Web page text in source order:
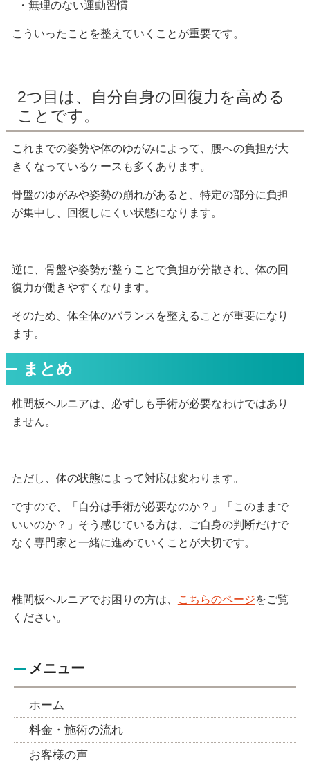
・無理のない運動習慣
こういったことを整えていくことが重要です。
2つ目は、自分自身の回復力を高める
ことです。
これまでの姿勢や体のゆがみによって、腰への負担が大
きくなっているケースも多くあります。
骨盤のゆがみや姿勢の崩れがあると、特定の部分に負担
が集中し、回復しにくい状態になります。
逆に、骨盤や姿勢が整うことで負担が分散され、体の回
復力が働きやすくなります。
そのため、体全体のバランスを整えることが重要になり
ます。
まとめ
椎間板ヘルニアは、必ずしも手術が必要なわけではあり
ません。
ただし、体の状態によって対応は変わります。
ですので、「自分は手術が必要なのか？」「このままで
いいのか？」そう感じている方は、ご自身の判断だけで
なく専門家と一緒に進めていくことが大切です。
椎間板ヘルニアでお困りの方は、 こちらのページをご覧
ください。
メニュー
ホーム
料金・施術の流れ
お客様の声